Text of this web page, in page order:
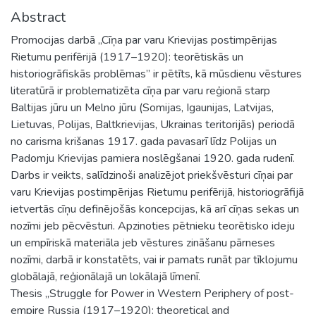
Abstract
Promocijas darbā „Cīņa par varu Krievijas postimpērijas
Rietumu perifērijā (1917–1920): teorētiskās un
historiogrāfiskās problēmas” ir pētīts, kā mūsdienu vēstures
literatūrā ir problematizēta cīņa par varu reģionā starp
Baltijas jūru un Melno jūru (Somijas, Igaunijas, Latvijas,
Lietuvas, Polijas, Baltkrievijas, Ukrainas teritorijās) periodā
no carisma krišanas 1917. gada pavasarī līdz Polijas un
Padomju Krievijas pamiera noslēgšanai 1920. gada rudenī.
Darbs ir veikts, salīdzinoši analizējot priekšvēsturi cīņai par
varu Krievijas postimpērijas Rietumu perifērijā, historiogrāfijā
ietvertās cīņu definējošās koncepcijas, kā arī cīņas sekas un
nozīmi jeb pēcvēsturi. Apzinoties pētnieku teorētisko ideju
un empīriskā materiāla jeb vēstures zināšanu pārneses
nozīmi, darbā ir konstatēts, vai ir pamats runāt par tīklojumu
globālajā, reģionālajā un lokālajā līmenī.
Thesis „Struggle for Power in Western Periphery of post-
empire Russia (1917–1920): theoretical and